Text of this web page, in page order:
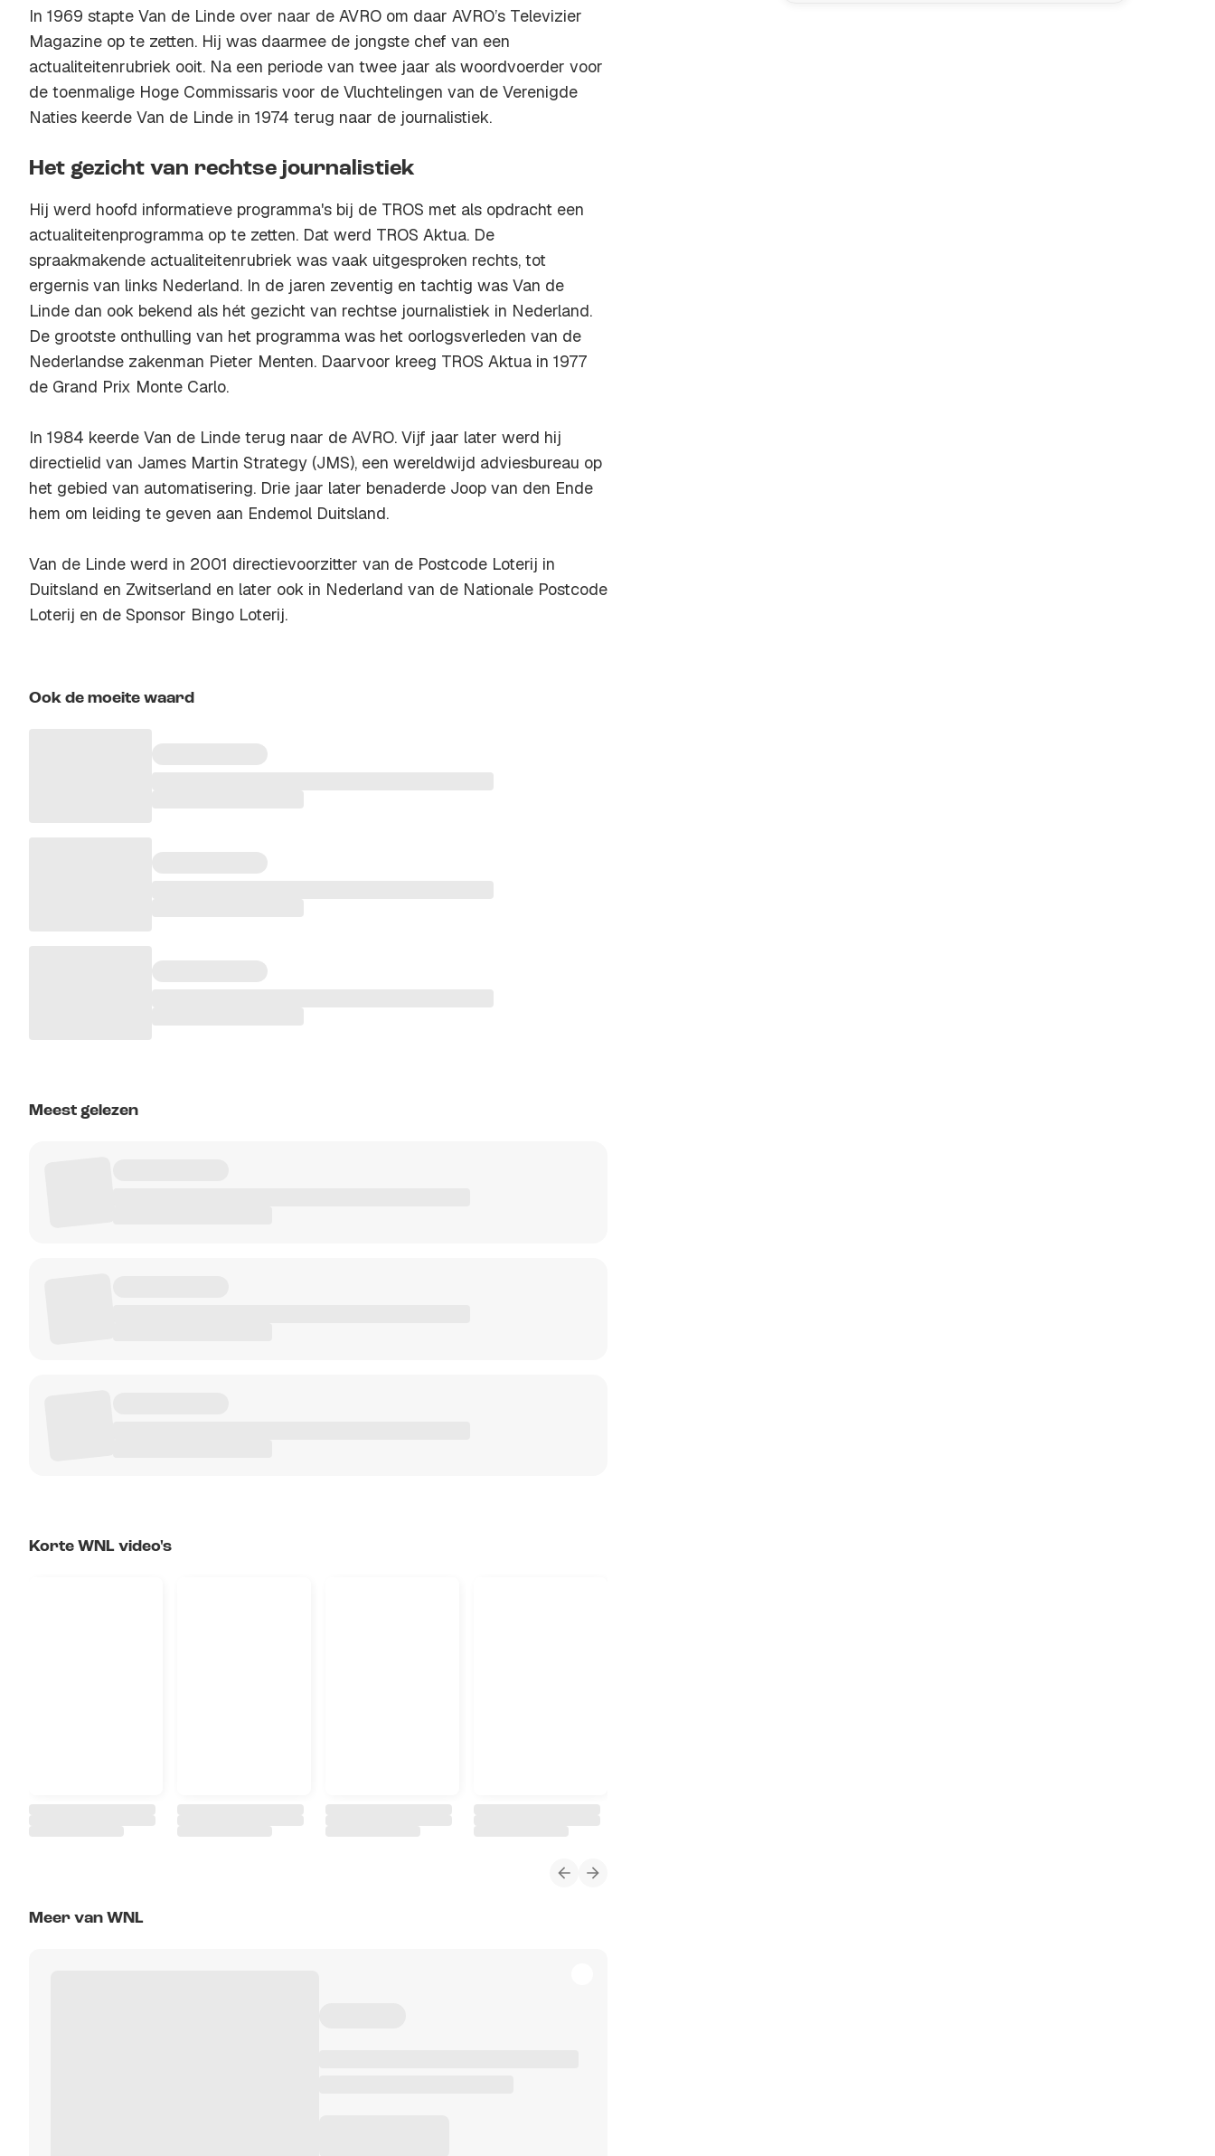
In 1969 stapte Van de Linde over naar de AVRO om daar AVRO’s Televizier
Magazine op te zetten. Hij was daarmee de jongste chef van een
actualiteitenrubriek ooit. Na een periode van twee jaar als woordvoerder voor
de toenmalige Hoge Commissaris voor de Vluchtelingen van de Verenigde
Naties keerde Van de Linde in 1974 terug naar de journalistiek.
Het gezicht van rechtse journalistiek
Hij werd hoofd informatieve programma's bij de TROS met als opdracht een
actualiteitenprogramma op te zetten. Dat werd TROS Aktua. De
spraakmakende actualiteitenrubriek was vaak uitgesproken rechts, tot
ergernis van links Nederland. In de jaren zeventig en tachtig was Van de
Linde dan ook bekend als hét gezicht van rechtse journalistiek in Nederland.
De grootste onthulling van het programma was het oorlogsverleden van de
Nederlandse zakenman Pieter Menten. Daarvoor kreeg TROS Aktua in 1977
de Grand Prix Monte Carlo.
In 1984 keerde Van de Linde terug naar de AVRO. Vijf jaar later werd hij
directielid van James Martin Strategy (JMS), een wereldwijd adviesbureau op
het gebied van automatisering. Drie jaar later benaderde Joop van den Ende
hem om leiding te geven aan Endemol Duitsland.
Van de Linde werd in 2001 directievoorzitter van de Postcode Loterij in
Duitsland en Zwitserland en later ook in Nederland van de Nationale Postcode
Loterij en de Sponsor Bingo Loterij.
Ook de moeite waard
Meest gelezen
Korte WNL video's
Meer van WNL